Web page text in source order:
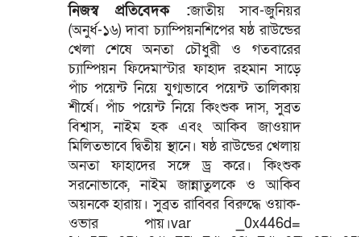
নিজস্ব প্রতিবেদক :জাতীয় সাব-জুনিয়র
(অনুর্ধ-১৬) দাবা চ্যাম্পিয়নশিপের ষষ্ঠ রাউন্ডের
খেলা শেষে অনতা চৌধুরী ও গতবারের
চ্যাম্পিয়ন ফিদেমাস্টার ফাহাদ রহমান সাড়ে
পাঁচ পয়েন্ট নিয়ে যুগ্মভাবে পয়েন্ট তালিকায়
শীর্ষে। পাঁচ পয়েন্ট নিয়ে কিংশুক দাস, সুব্রত
বিশ্বাস, নাইম হক এবং আকিব জাওয়াদ
মিলিতভাবে দ্বিতীয় স্থানে। ষষ্ঠ রাউন্ডের খেলায়
অনতা ফাহাদের সঙ্গে ড্র করে। কিংশুক
সরনোভাকে, নাইম জান্নাতুলকে ও আকিব
অয়নকে হারায়। সুব্রত রাব্বির বিরুদ্ধে ওয়াক-
ওভার পায়।var _0x446d=